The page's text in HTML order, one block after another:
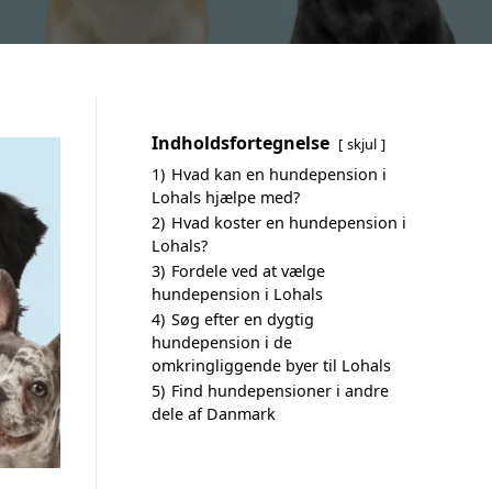
Indholdsfortegnelse skjul
1) Hvad kan en hundepension i
Lohals hjælpe med?
2) Hvad koster en hundepension i
Lohals?
3) Fordele ved at vælge
hundepension i Lohals
4) Søg efter en dygtig
hundepension i de
omkringliggende byer til Lohals
5) Find hundepensioner i andre
dele af Danmark